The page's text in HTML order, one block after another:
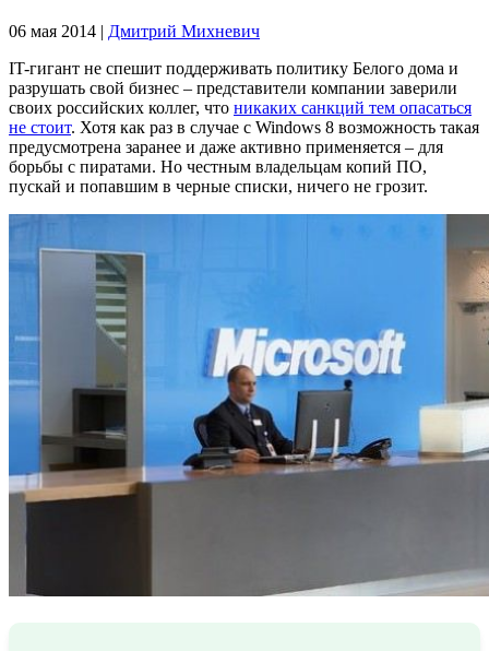
06 мая 2014 | Дмитрий Михневич
IT-гигант не спешит поддерживать политику Белого дома и
разрушать свой бизнес – представители компании заверили
своих российских коллег, что никаких санкций тем опасаться
не стоит. Хотя как раз в случае с Windows 8 возможность такая
предусмотрена заранее и даже активно применяется – для
борьбы с пиратами. Но честным владельцам копий ПО,
пускай и попавшим в черные списки, ничего не грозит.